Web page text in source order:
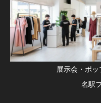
展示会・ポ
名駅